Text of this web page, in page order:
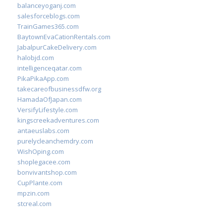
balanceyoganj.com
salesforceblogs.com
TrainGames365.com
BaytownEvaCationRentals.com
JabalpurCakeDelivery.com
halobjd.com
intelligenceqatar.com
PikaPikaApp.com
takecareofbusinessdfw.org
HamadaOfJapan.com
VersifyLifestyle.com
kingscreekadventures.com
antaeuslabs.com
purelycleanchemdry.com
WishOping.com
shoplegacee.com
bonvivantshop.com
CupPlante.com
mpzin.com
stcreal.com